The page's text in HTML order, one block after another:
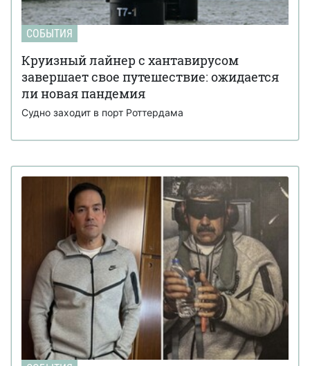
СОБЫТИЯ
Круизный лайнер с хантавирусом
завершает свое путешествие: ожидается
ли новая пандемия
Судно заходит в порт Роттердама